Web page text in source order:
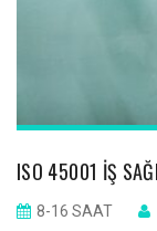
ISO 45001 İŞ
8-16 SAAT